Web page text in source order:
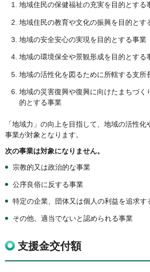
地域住民の保健福祉の充実を目的とする
地域住民の教育や文化の振興を目的とす
地域の安全安心の実現を目的とする事業
地域の環境保全や景観形成を目的とする
地域の活性化を図るために所轄する支所
地域の災害復興や復興に向けたまちづく
的とする事業
「地域力」の向上を目指して、地域の活性
事業が対象となります。
次の事業は対象になりません。
宗教的又は政治的な事業
公序良俗に反する事業
特定の企業、団体又は個人の利益を追求す
その他、適当でないと認められる事業
支援金交付額